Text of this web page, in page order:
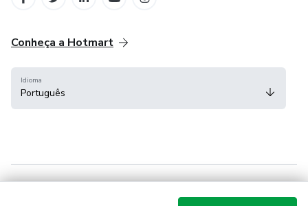
Conheça a Hotmart
Idioma
Português